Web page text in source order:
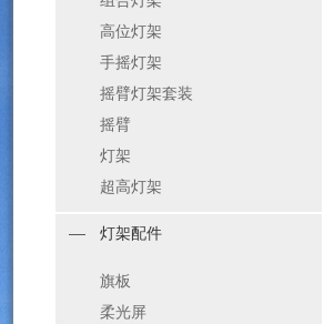
高位灯架
手摇灯架
摇臂灯架套装
摇臂
灯架
超高灯架
灯架配件
旗板
柔光屏